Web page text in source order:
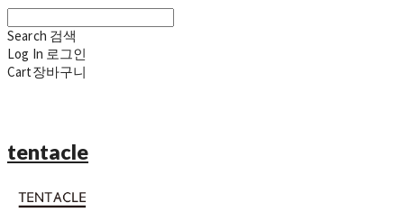
Search 검색
Log In 로그인
Cart장바구니
tentacle